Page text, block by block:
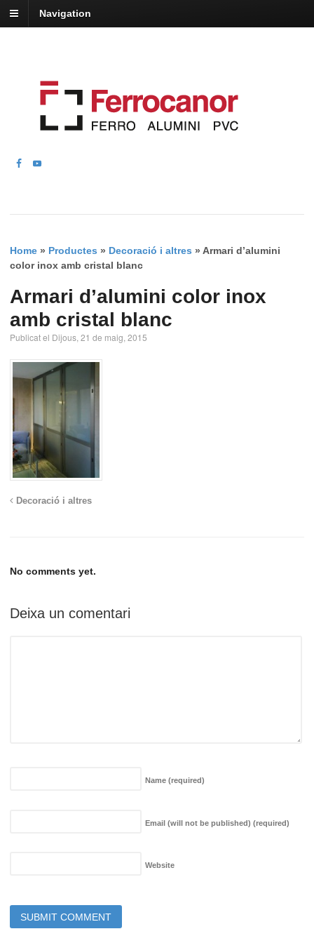
Navigation
Home » Productes » Decoració i altres » Armari d’alumini
color inox amb cristal blanc
Armari d’alumini color inox
amb cristal blanc
Publicat el Dijous, 21 de maig, 2015
Decoració i altres
No comments yet.
Deixa un comentari
Name (required)
Email (will not be published) (required)
Website